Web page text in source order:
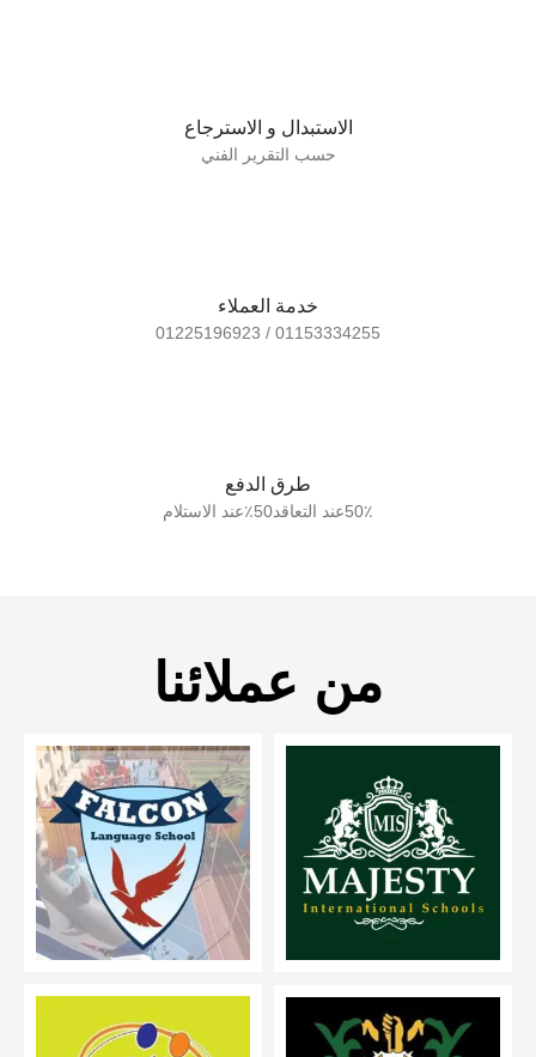
الاستبدال و الاسترجاع
حسب التقرير الفني
خدمة العملاء
01153334255 / 01225196923
طرق الدفع
50٪عند التعاقد50٪عند الاستلام
من عملائنا